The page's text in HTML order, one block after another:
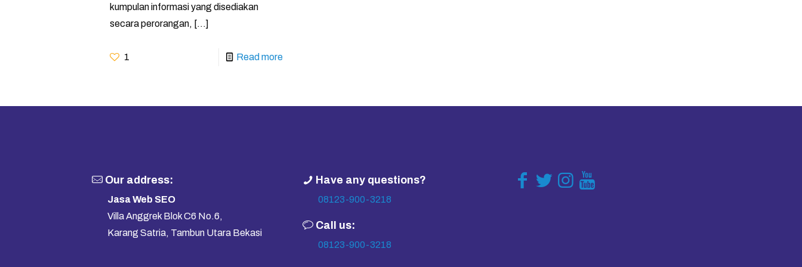
kumpulan informasi yang disediakan
secara perorangan, […]
1 Read more
Our address:
Jasa Web SEO
Villa Anggrek Blok C6 No.6,
Karang Satria, Tambun Utara Bekasi
Have any questions?
08123-900-3218
Call us:
08123-900-3218